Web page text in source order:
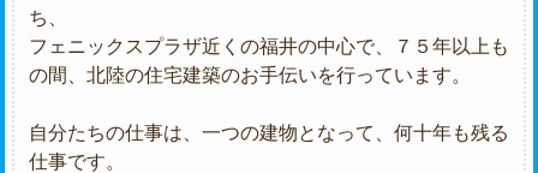
ち、
フェニックスプラザ近くの福井の中心で、７５年以上も
の間、北陸の住宅建築のお手伝いを行っています。
自分たちの仕事は、一つの建物となって、何十年も残る
仕事です。